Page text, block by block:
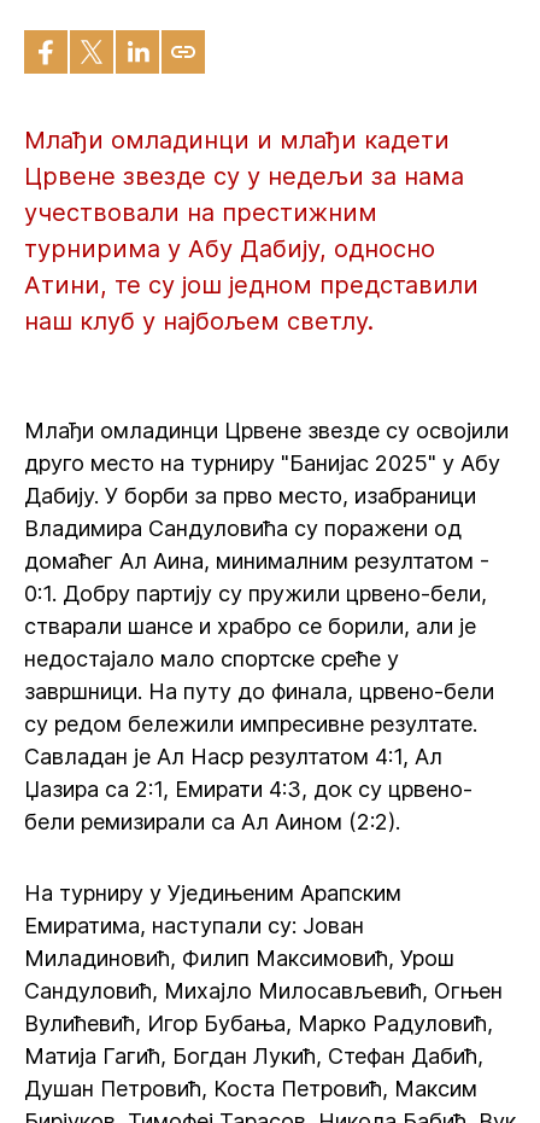
Млађи омладинци и млађи кадети
Црвене звезде су у недељи за нама
учествовали на престижним
турнирима у Абу Дабију, односно
Атини, те су још једном представили
наш клуб у најбољем светлу.
Млађи омладинци Црвене звезде су освојили
друго место на турниру "Банијас 2025" у Абу
Дабију. У борби за прво место, изабраници
Владимира Сандуловића су поражени од
домаћег Ал Аина, минималним резултатом -
0:1. Добру партију су пружили црвено-бели,
стварали шансе и храбро се борили, али је
недостајало мало спортске среће у
завршници. На путу до финала, црвено-бели
су редом бележили импресивне резултате.
Савладан је Ал Наср резултатом 4:1, Ал
Џазира са 2:1, Емирати 4:3, док су црвено-
бели ремизирали са Ал Аином (2:2).
На турниру у Уједињеним Арапским
Емиратима, наступали су: Јован
Миладиновић, Филип Максимовић, Урош
Сандуловић, Михајло Милосављевић, Огњен
Вулићевић, Игор Бубања, Марко Радуловић,
Матија Гагић, Богдан Лукић, Стефан Дабић,
Душан Петровић, Коста Петровић, Максим